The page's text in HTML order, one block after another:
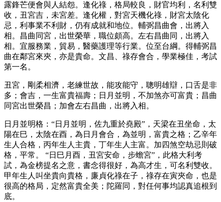
露鋒芒便會與人結怨。逢化祿，格局較良，財官均利，名利雙
收，丑宮吉，未宮差。逢化權，對宮天機化祿，財宮太陰化
忌，利事業不利財，仍有成就和地位。輔弼昌曲會，出將入
相。昌曲同宮，出世榮華，職位頗高。左右昌曲同，出將入
相。宜服務業，貿易，醫藥護理等行業。位至台綱。得輔弼昌
曲在鄰宮來夾，亦是貴命。文昌、祿存會合，學業極佳，考試
第一名。
丑宮，剛柔相濟，老練世故，能攻能守，聰明雄辯，口舌是非
多；會吉，一生富貴福壽；日月並明，不加煞亦可富貴；昌曲
同宮出世榮昌；加會左右昌曲，出將入相。
日月並明格：“日月並明，佐九重於堯殿”，天梁在丑坐命，太
陽在巳，太陰在酉，為日月會合，為並明，富貴之格；乙辛年
生人合格，丙年生人主貴，丁年生人主富。加四煞空劫忌則破
格，平常。 “日巳月酉，丑宮安命，步蟾宮”，此格大利考
試，為金榜提名之意，書念得很好，為高才生，可名利雙收。
甲年生人叫坐貴向貴格，廉貞化祿在子，祿存在寅夾命，也是
很高的格局，定然富貴全美；陀羅同，對任何事均認真追根到
底。